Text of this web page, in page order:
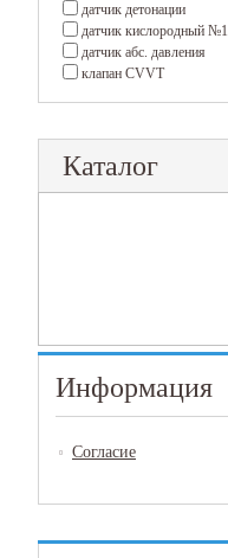
датчик детонации
датчик кислородный №1
датчик абс. давления
клапан CVVT
Каталог
Информация
Согласие